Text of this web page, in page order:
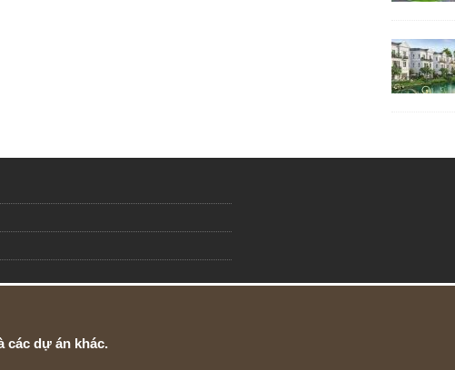
các dự án khác.